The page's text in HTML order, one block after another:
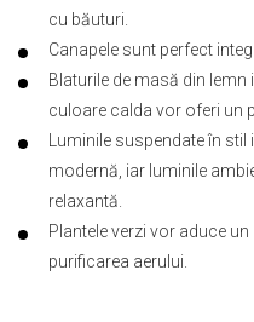
cu băuturi.
Canapele sunt perfect
Blaturile de masă din
culoare calda vor oferi un
Luminile suspendate în
modernă, iar luminile
relaxantă.
Plantele verzi vor aduce
purificarea aerului.